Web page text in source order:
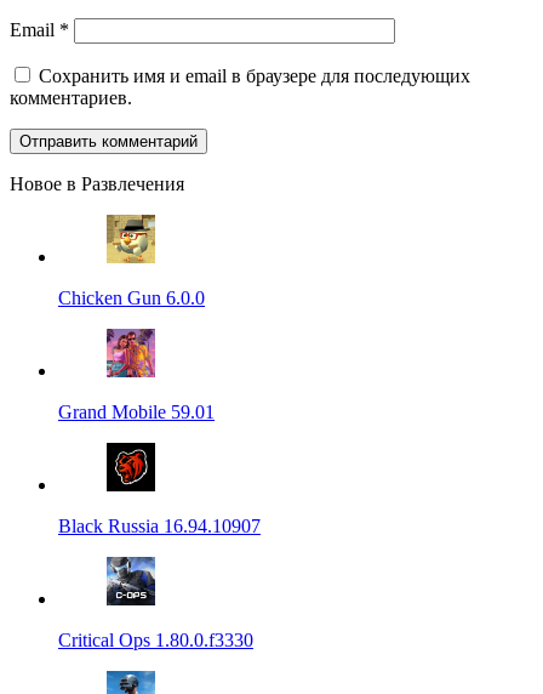
Email *
Сохранить имя и email в браузере для последующих
комментариев.
Новое в Развлечения
Chicken Gun 6.0.0
Grand Mobile 59.01
Black Russia 16.94.10907
Critical Ops 1.80.0.f3330